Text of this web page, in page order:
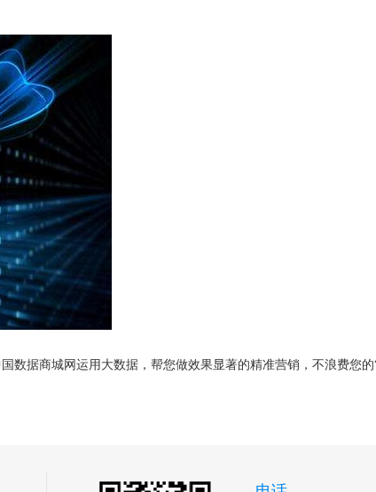
据商城网运用大数据，帮您做效果显著的精准营销，不浪费您的“